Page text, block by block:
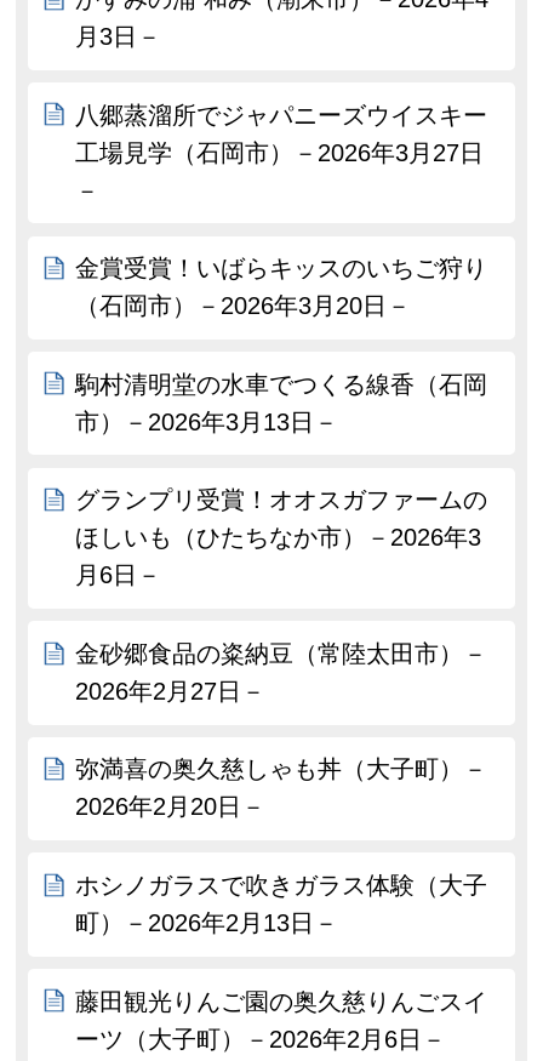
月3日－
八郷蒸溜所でジャパニーズウイスキー
工場見学（石岡市）－2026年3月27日
－
金賞受賞！いばらキッスのいちご狩り
（石岡市）－2026年3月20日－
駒村清明堂の水車でつくる線香（石岡
市）－2026年3月13日－
グランプリ受賞！オオスガファームの
ほしいも（ひたちなか市）－2026年3
月6日－
金砂郷食品の粢納豆（常陸太田市）－
2026年2月27日－
弥満喜の奥久慈しゃも丼（大子町）－
2026年2月20日－
ホシノガラスで吹きガラス体験（大子
町）－2026年2月13日－
藤田観光りんご園の奥久慈りんごスイ
ーツ（大子町）－2026年2月6日－